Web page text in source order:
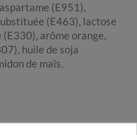
(E951),
(E463), lactose
arôme orange,
huile de soja
de maïs.